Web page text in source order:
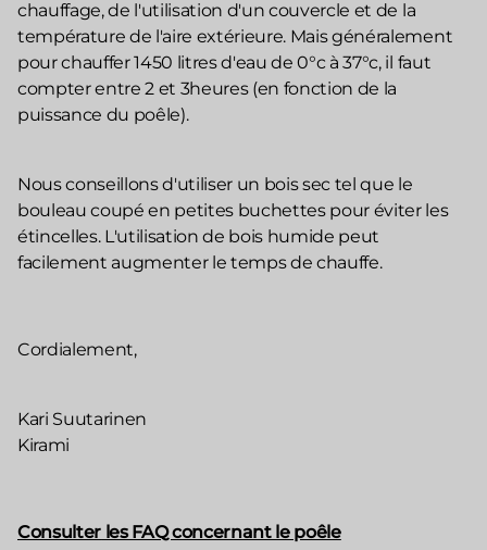
chauffage, de l'utilisation d'un couvercle et de la
température de l'aire extérieure. Mais généralement
pour chauffer 1450 litres d'eau de 0°c à 37°c, il faut
compter entre 2 et 3heures (en fonction de la
puissance du poêle).
Nous conseillons d'utiliser un bois sec tel que le
bouleau coupé en petites buchettes pour éviter les
étincelles. L'utilisation de bois humide peut
facilement augmenter le temps de chauffe.
Cordialement,
Kari Suutarinen
Kirami
Consulter les FAQ concernant le poêle